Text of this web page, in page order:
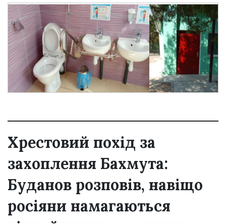
Хрестовий похід за
захоплення Бахмута:
Буданов розповів, навіщо
росіяни намагаються